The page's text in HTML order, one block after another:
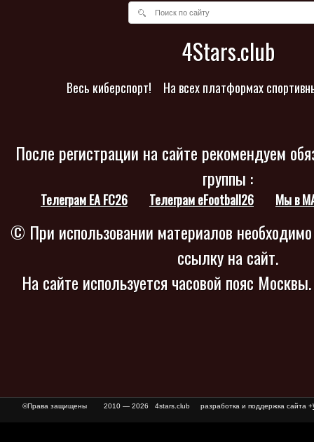
4Stars.club
Весь киберспорт! На всех платформах
После регистрации на сайте рекомендуем
группы :
Телеграм EA FC26 Телеграм eFootball26 Мы в
© При использовании материалов
ссылку на сайт.
На сайте используется часовой пояс
©Права защищены 2010 — 2026 4stars.club разработка и поддержка сайта +